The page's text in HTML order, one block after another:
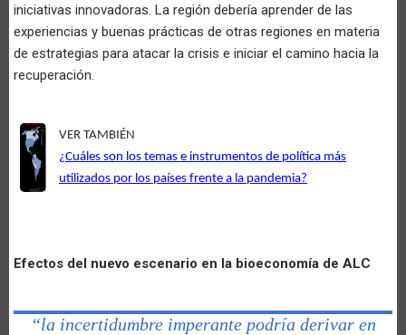
iniciativas innovadoras. La región debería aprender de las
experiencias y buenas prácticas de otras regiones en materia
de estrategias para atacar la crisis e iniciar el camino hacia la
recuperación.
VER TAMBIÉN
¿Cuáles son los temas e instrumentos de política más
utilizados por los países frente a la pandemia?
Efectos del nuevo escenario en la bioeconomía de ALC
“la incertidumbre imperante podría derivar en